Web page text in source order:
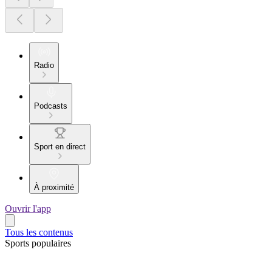
Radio
Podcasts
Sport en direct
À proximité
Ouvrir l'app
Tous les contenus
Sports populaires